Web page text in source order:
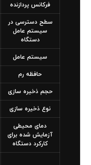
فرکانس پردازنده
سطح دسترسی در
سیستم عامل
دستگاه
سیستم عامل
حافظه رم
حجم ذخیره سازی
نوع ذخیره سازی
دمای محیطی
آزمایش شده برای
کارکرد دستگاه